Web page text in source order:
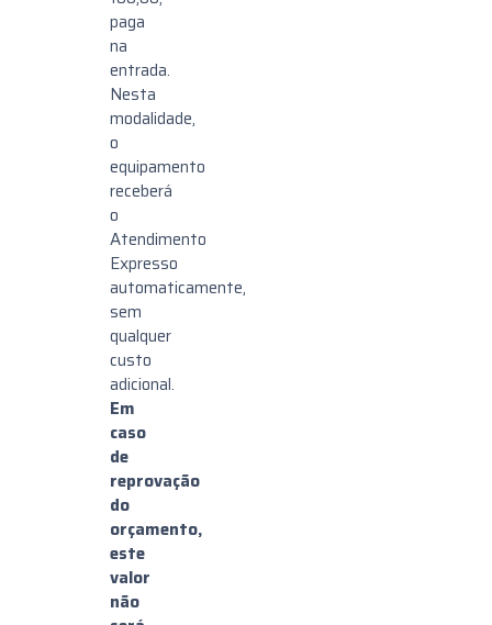
paga
na
entrada.
Nesta
modalidade,
o
equipamento
receberá
o
Atendimento
Expresso
automaticamente,
sem
qualquer
custo
adicional.
Em
caso
de
reprovação
do
orçamento,
este
valor
não